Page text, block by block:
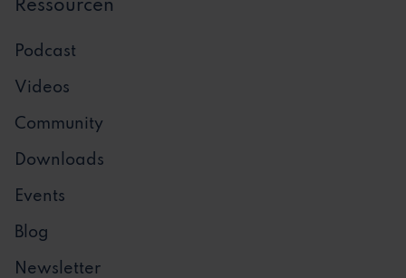
Ressourcen
Podcast
Videos
Community
Downloads
Events
Blog
Newsletter